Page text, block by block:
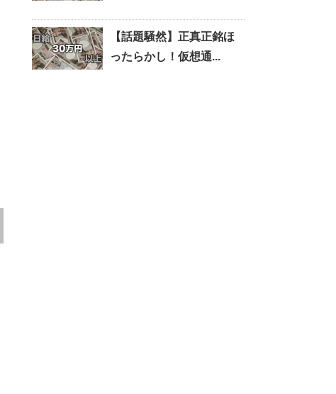
【話題騒然】正真正銘ほ
ったらかし！仮想通...